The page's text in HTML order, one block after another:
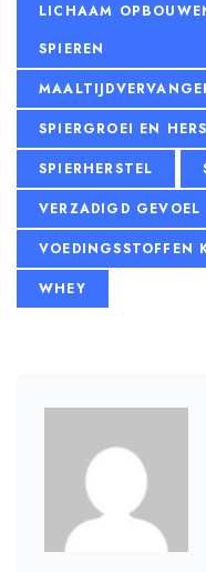
LICHAAM
SPIEREN
SPIERGROEI EN
SPIERHERSTEL
VERZADIGD GEVOEL
VOEDINGSSTOFFEN
WHEY